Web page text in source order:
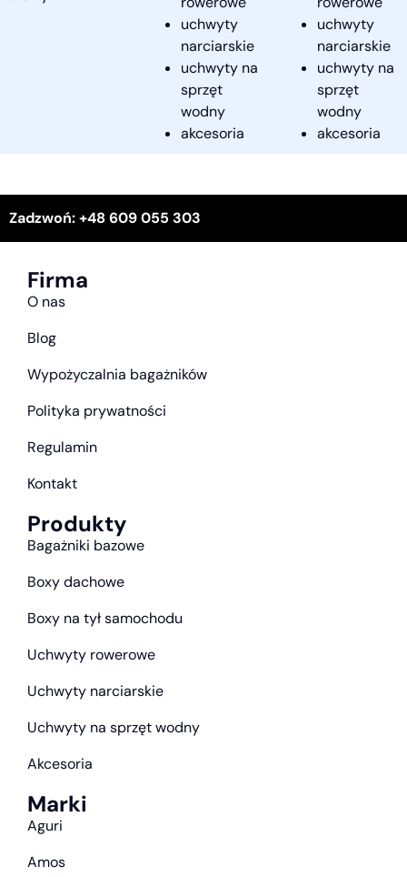
uchwyty
narciarskie
uchwyty na
sprzęt
wodny
akcesoria
uchwyty
narciarskie
uchwyty na
sprzęt
wodny
akcesoria
Zadzwoń: +48 609 055 303
Firma
O nas
Blog
Wypożyczalnia bagażników
Polityka prywatności
Regulamin
Kontakt
Produkty
Bagażniki bazowe
Boxy dachowe
Boxy na tył samochodu
Uchwyty rowerowe
Uchwyty narciarskie
Uchwyty na sprzęt wodny
Akcesoria
Marki
Aguri
Amos